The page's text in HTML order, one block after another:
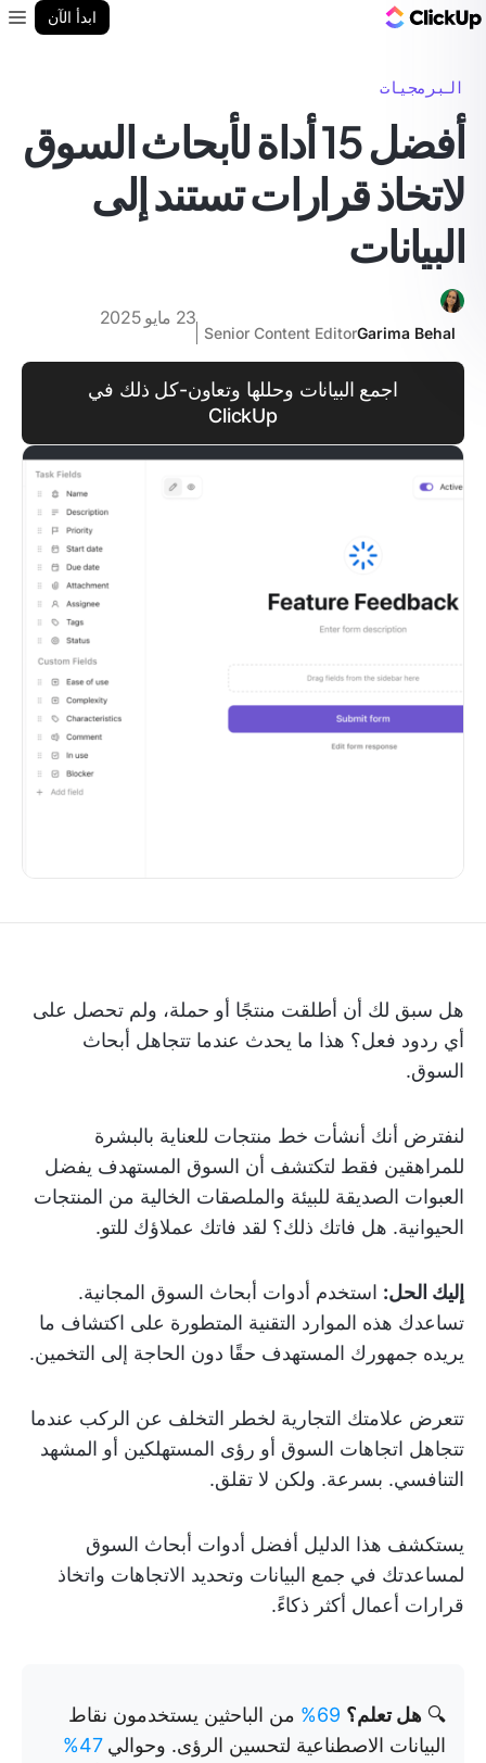
ابدأ الآن
البرمجيات
أفضل 15 أداة لأبحاث السوق
لاتخاذ قرارات تستند إلى
البيانات
Garima Behal
Senior Content Editor
23 مايو 2025
اجمع البيانات وحللها وتعاون-كل ذلك في
ClickUp
هل سبق لك أن أطلقت منتجًا أو حملة، ولم تحصل على
أي ردود فعل؟ هذا ما يحدث عندما تتجاهل أبحاث
السوق.
لنفترض أنك أنشأت خط منتجات للعناية بالبشرة
للمراهقين فقط لتكتشف أن السوق المستهدف يفضل
العبوات الصديقة للبيئة والملصقات الخالية من المنتجات
الحيوانية. هل فاتك ذلك؟ لقد فاتك عملاؤك للتو.
إليك الحل: استخدم أدوات أبحاث السوق المجانية.
تساعدك هذه الموارد التقنية المتطورة على اكتشاف ما
يريده جمهورك المستهدف حقًا دون الحاجة إلى التخمين.
تتعرض علامتك التجارية لخطر التخلف عن الركب عندما
تتجاهل اتجاهات السوق أو رؤى المستهلكين أو المشهد
التنافسي. بسرعة. ولكن لا تقلق.
يستكشف هذا الدليل أفضل أدوات أبحاث السوق
لمساعدتك في جمع البيانات وتحديد الاتجاهات واتخاذ
قرارات أعمال أكثر ذكاءً.
🔍 هل تعلم؟ 69%
من الباحثين يستخدمون نقاط
البيانات الاصطناعية لتحسين الرؤى. وحوالي47%